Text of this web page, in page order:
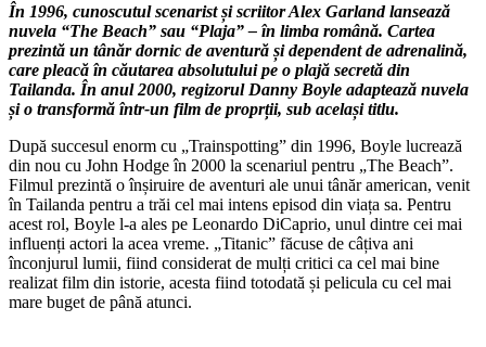
În 1996, cunoscutul scenarist și scriitor Alex Garland lansează
nuvela “The Beach” sau “Plaja” – în limba română. Cartea
prezintă un tânăr dornic de aventură și dependent de adrenalină,
care pleacă în căutarea absolutului pe o plajă secretă din
Tailanda. În anul 2000, regizorul Danny Boyle adaptează nuvela
și o transformă într-un film de proprții, sub același titlu.
După succesul enorm cu „Trainspotting” din 1996, Boyle lucrează
din nou cu John Hodge în 2000 la scenariul pentru „The Beach”.
Filmul prezintă o înșiruire de aventuri ale unui tânăr american, venit
în Tailanda pentru a trăi cel mai intens episod din viața sa. Pentru
acest rol, Boyle l-a ales pe Leonardo DiCaprio, unul dintre cei mai
influenți actori la acea vreme. „Titanic” făcuse de câțiva ani
înconjurul lumii, fiind considerat de mulți critici ca cel mai bine
realizat film din istorie, acesta fiind totodată și pelicula cu cel mai
mare buget de până atunci.